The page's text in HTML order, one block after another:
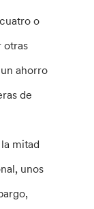
o
otras
ahorro
de
mitad
unos